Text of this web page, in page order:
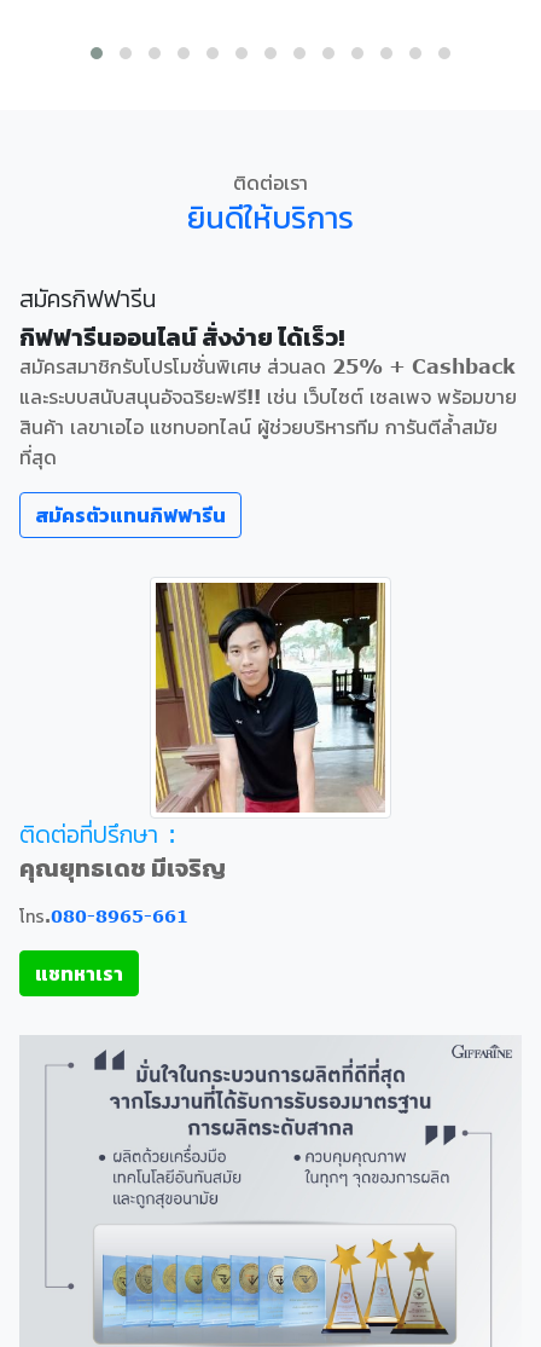
ติดต่อเรา
ยินดีให้บริการ
สมัครกิฟฟารีน
กิฟฟารีนออนไลน์ สั่งง่าย ได้เร็ว!
สมัครสมาชิกรับโปรโมชั่นพิเศษ ส่วนลด 25% + Cashback
และระบบสนับสนุนอัจฉริยะฟรี!! เช่น เว็บไซต์ เซลเพจ พร้อมขาย
สินค้า เลขาเอไอ แชทบอทไลน์ ผู้ช่วยบริหารทีม การันตีล้ำสมัย
ที่สุด
สมัครตัวแทนกิฟฟารีน
ติดต่อที่ปรึกษา :
คุณยุทธเดช มีเจริญ
โทร.080-8965-661
แชทหาเรา